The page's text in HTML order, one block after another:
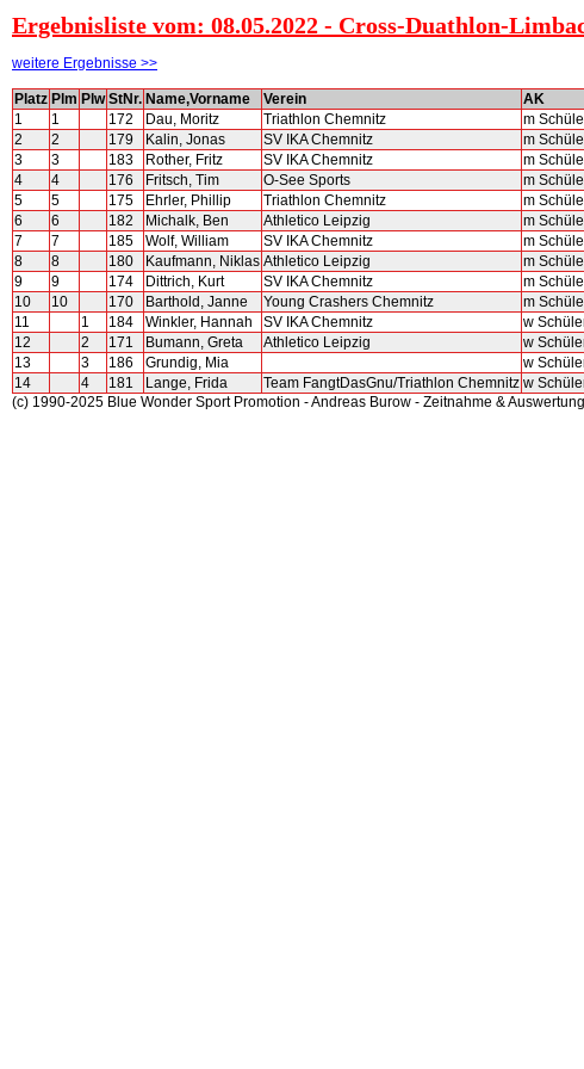
Ergebnisliste vom: 08.05.2022 - Cross-Duathlon-
weitere Ergebnisse >>
Platz Plm Plw StNr. Name,Vorname Verein AK
1
1 172 Dau, Moritz Triathlon Chemnitz m
2
2 179 Kalin, Jonas SV IKA Chemnitz m
3
3 183 Rother, Fritz SV IKA Chemnitz m
4
4 176 Fritsch, Tim O-See Sports m
5
5 175 Ehrler, Phillip Triathlon Chemnitz m
6
6 182 Michalk, Ben Athletico Leipzig m
7
7 185 Wolf, William SV IKA Chemnitz m
8
8 180 Kaufmann, Niklas Athletico Leipzig m
9
9 174 Dittrich, Kurt SV IKA Chemnitz m
10
10 170 Barthold, Janne Young Crashers Chemnitz m
11
1 184 Winkler, Hannah SV IKA Chemnitz w
12
2 171 Bumann, Greta Athletico Leipzig w
13
3 186 Grundig, Mia w
14
4 181 Lange, Frida Team FangtDasGnu/Triathlon Chemnitz w
(c) 1990-2025 Blue Wonder Sport Promotion - Andreas Burow - Zeitnahme &